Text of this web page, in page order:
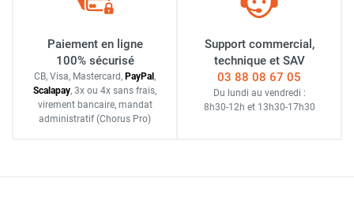
Paiement en ligne
100% sécurisé
CB, Visa, Mastercard, PayPal ,
Scalapay, 3x ou 4x sans frais,
virement bancaire, mandat
administratif (Chorus Pro)
Support commercial,
technique et SAV
03 88 08 67 05
Du lundi au vendredi :
8h30-12h et 13h30-17h30